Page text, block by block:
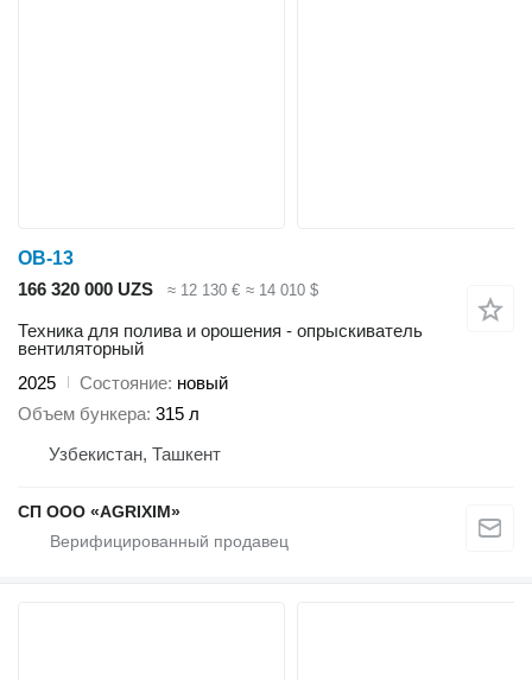
ОВ-13
166 320 000 UZS
≈ 12 130 € ≈ 14 010 $
Техника для полива и орошения - опрыскиватель
вентиляторный
2025
Состояние новый
Объем бункера 315 л
Узбекистан, Ташкент
CП ООО «AGRIXIM»